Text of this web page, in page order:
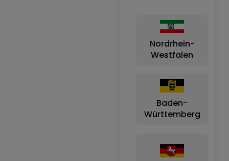
Nordrhein-
Westfalen
Baden-
Württemberg